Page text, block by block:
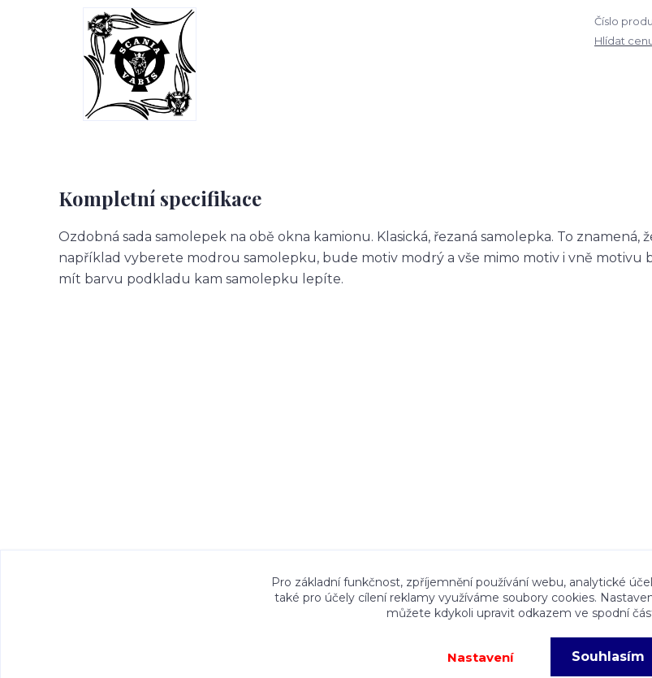
Číslo
Hlídat
Kompletní specifikace
Ozdobná sada samolepek na obě okna kamionu. Klasická, řezaná samolepka. To znamená,
například vyberete modrou samolepku, bude motiv modrý a vše mimo motiv i vně motivu
mít barvu podkladu kam samolepku lepíte.
Veškeré fotografie, grafické návrhy, vizualizace a textový obsah zveřejněný na stránkách
právem. Jejich použití bez předchozího písemného souhlasu provozovatele je zakázáno.
Pro základní funkčnost, zpříjemnění používání webu, analytické
také pro účely cílení reklamy využíváme soubory cookies.
můžete kdykoli upravit odkazem ve spodní
Nastavení Souhlasím